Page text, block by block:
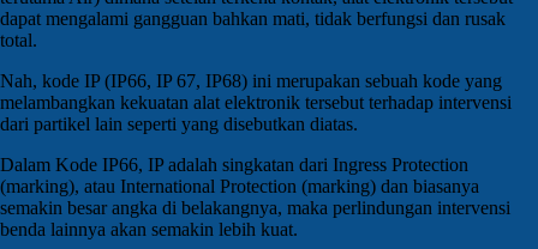
dapat mengalami gangguan bahkan mati, tidak berfungsi dan rusak
total.
Nah, kode IP (IP66, IP 67, IP68) ini merupakan sebuah kode yang
melambangkan kekuatan alat elektronik tersebut terhadap intervensi
dari partikel lain seperti yang disebutkan diatas.
Dalam Kode IP66, IP adalah singkatan dari Ingress Protection
(marking), atau International Protection (marking) dan biasanya
semakin besar angka di belakangnya, maka perlindungan intervensi
benda lainnya akan semakin lebih kuat.